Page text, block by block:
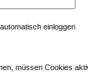
einloggen
müssen Cookies